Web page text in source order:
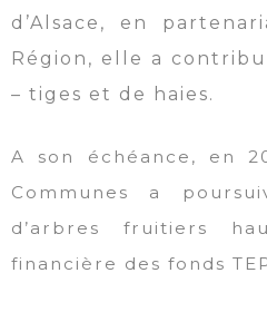
d’Alsace, en
Région, elle a
– tiges et de haies.
A son échéance, en
Communes a
d’arbres fruitiers
financière des fonds